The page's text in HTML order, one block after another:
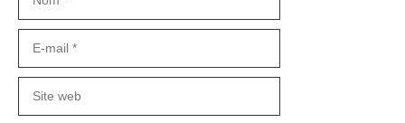
mail
web